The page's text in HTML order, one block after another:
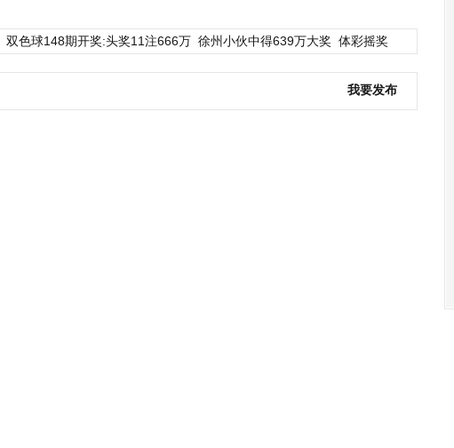
双色球148期开奖:头奖11注666万 徐州小伙中得639万大奖 体彩摇奖
我要发布